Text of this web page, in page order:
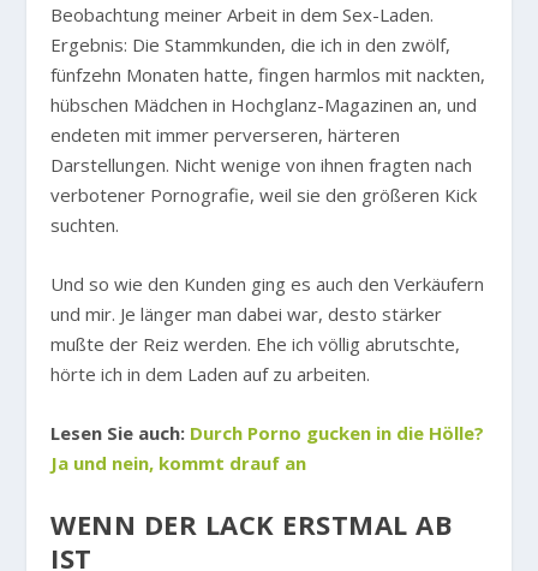
Beobachtung meiner Arbeit in dem Sex-Laden.
Ergebnis: Die Stammkunden, die ich in den zwölf,
fünfzehn Monaten hatte, fingen harmlos mit nackten,
hübschen Mädchen in Hochglanz-Magazinen an, und
endeten mit immer perverseren, härteren
Darstellungen. Nicht wenige von ihnen fragten nach
verbotener Pornografie, weil sie den größeren Kick
suchten.
Und so wie den Kunden ging es auch den Verkäufern
und mir. Je länger man dabei war, desto stärker
mußte der Reiz werden. Ehe ich völlig abrutschte,
hörte ich in dem Laden auf zu arbeiten.
Lesen Sie auch: Durch Porno gucken in die Hölle?
Ja und nein, kommt drauf an
WENN DER LACK ERSTMAL AB
IST